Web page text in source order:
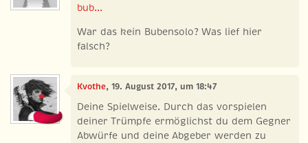
bub...
War das kein Bubensolo? Was lief hier
falsch?
Kvothe, 19. August 2017, um 18:47
Deine Spielweise. Durch das vorspielen
deiner Trümpfe ermöglichst du dem Gegner
Abwürfe und deine Abgeber werden zu